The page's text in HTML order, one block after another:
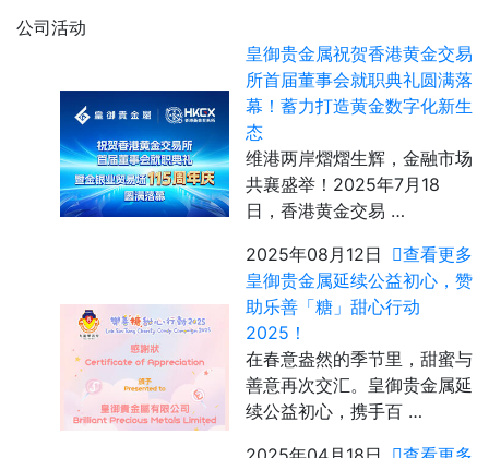
公司活动
皇御贵金属祝贺香港黄金交易
所首届董事会就职典礼圆满落
幕！蓄力打造黄金数字化新生
态
维港两岸熠熠生辉，金融市场
共襄盛举！2025年7月18
日，香港黄金交易 …
2025年08月12日
查看更多
皇御贵金属延续公益初心，赞
助乐善「糖」甜心行动
2025！
在春意盎然的季节里，甜蜜与
善意再次交汇。皇御贵金属延
续公益初心，携手百 …